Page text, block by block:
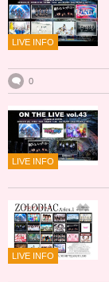
LIVE INFO
0
LIVE INFO
LIVE INFO